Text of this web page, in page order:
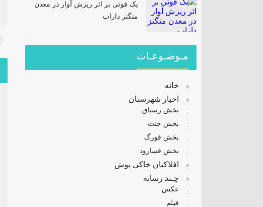
یک فوتی بر اثر ریزش آوار در معدن
منگنز داراب
مـوضـوعـات
خانه
اخبار شهرستان
بخش رستاق
بخش جنت
بخش فورگ
بخش فسارود
افلاکیان خاکی پوش
چـند رسانه
عکس
فیلم